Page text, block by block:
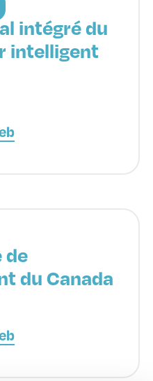
intégré du
intelligent
de
du Canada